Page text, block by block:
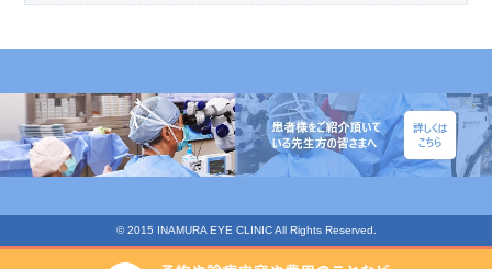
© 2015 INAMURA EYE CLINIC All Rights Reserved.